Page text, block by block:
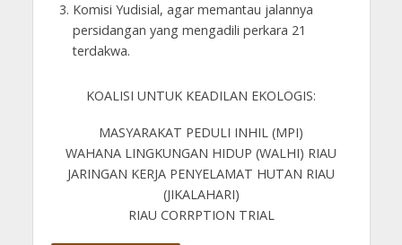
Komisi Yudisial, agar memantau jalannya
persidangan yang mengadili perkara 21
terdakwa.
KOALISI UNTUK KEADILAN EKOLOGIS:
MASYARAKAT PEDULI INHIL (MPI)
WAHANA LINGKUNGAN HIDUP (WALHI) RIAU
JARINGAN KERJA PENYELAMAT HUTAN RIAU
(JIKALAHARI)
RIAU CORRPTION TRIAL